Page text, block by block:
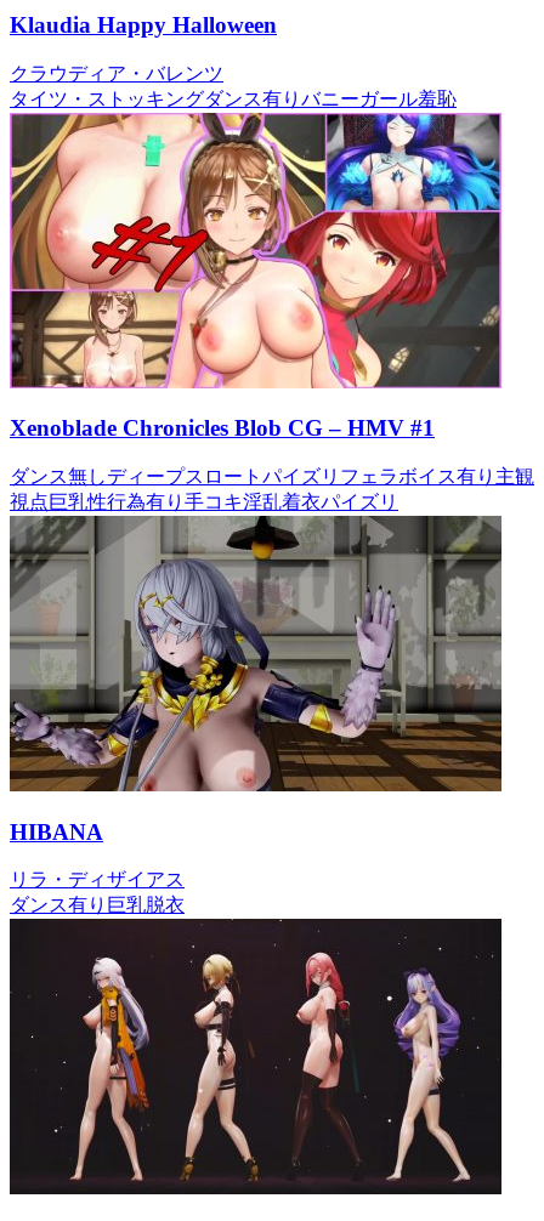
Klaudia Happy Halloween
クラウディア・バレンツ
タイツ・ストッキングダンス有り バニーガール羞恥
Xenoblade Chronicles Blob CG – HMV #1
ダンス無しディープスロート パイズリ フェラボイス有り 主観
視点巨乳性行為有り 手コキ淫乱着衣パイズリ
HIBANA
リラ・ディザイアス
ダンス有り 巨乳脱衣